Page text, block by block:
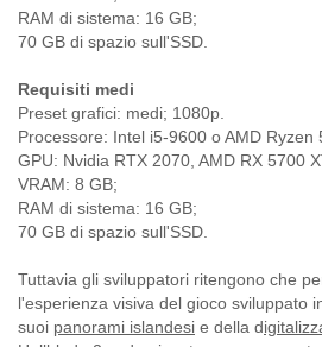
RAM di sistema: 16 GB;
70 GB di spazio sull'SSD.
Requisiti medi
Preset grafici: medi; 1080p.
Processore: Intel i5-9600 o AMD Ryzen
GPU: Nvidia RTX 2070, AMD RX 5700
VRAM: 8 GB;
RAM di sistema: 16 GB;
70 GB di spazio sull'SSD.
Tuttavia gli sviluppatori ritengono che
l'esperienza visiva del gioco sviluppato
suoi panorami islandesi e della d